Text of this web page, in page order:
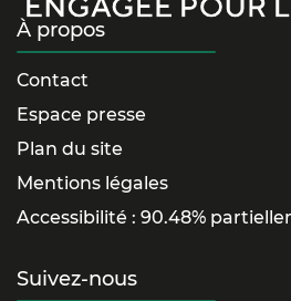
À propos
Contact
Espace presse
Plan du site
Mentions légales
Accessibilité : 90.48%
Suivez-nous